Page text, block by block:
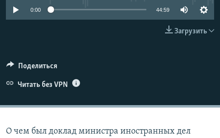
ПОБЕДИТЕЛЕЙ НЕ СУДЯТ?
УКРАИНСКАЯ ПРОБЛЕМА КРЫМА
ПРИСОЕДИНЯЙТЕСЬ!
0:00 44:59
Загрузить
Поделиться
Читать без VPN
О чем был доклад министра иностранных дел